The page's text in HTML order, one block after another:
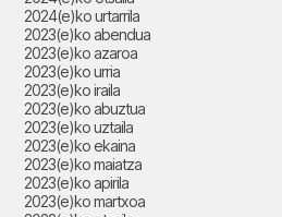
2024(e)ko urtarrila
2023(e)ko abendua
2023(e)ko azaroa
2023(e)ko urria
2023(e)ko iraila
2023(e)ko abuztua
2023(e)ko uztaila
2023(e)ko ekaina
2023(e)ko maiatza
2023(e)ko apirila
2023(e)ko martxoa